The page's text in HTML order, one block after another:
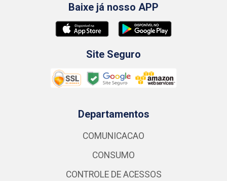
Baixe já nosso APP
Site Seguro
Departamentos
COMUNICACAO
CONSUMO
CONTROLE DE ACESSOS